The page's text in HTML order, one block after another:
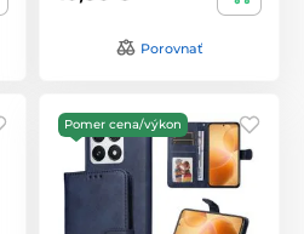
Porovnať
Pomer cena/výkon